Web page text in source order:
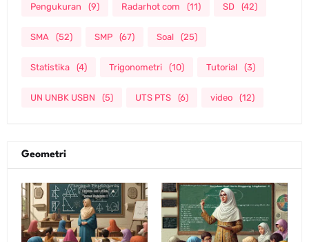
Pengukuran (9) Radarhot com (11) SD (42)
SMA (52) SMP (67) Soal (25)
Statistika (4) Trigonometri (10) Tutorial (3)
UN UNBK USBN (5) UTS PTS (6) video (12)
Geometri